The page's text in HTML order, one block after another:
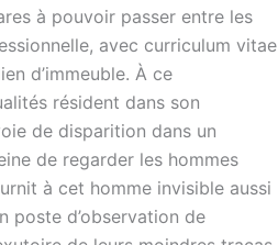
à pouvoir passer entre les
avec curriculum vitae
d’immeuble. À ce
résident dans son
de disparition dans un
de regarder les hommes
à cet homme invisible aussi
poste d’observation de